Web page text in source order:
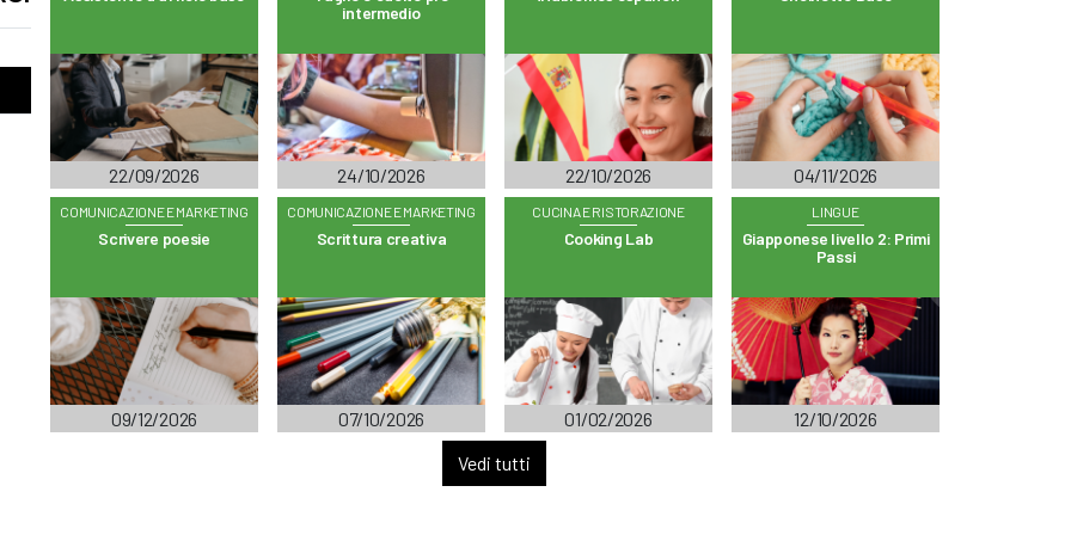
22/09/2026
intermedio
24/10/2026 22/10/2026 04/11/2026
COMUNICAZIONE E MARKETING
Scrivere poesie
09/12/2026
COMUNICAZIONE E MARKETING
Scrittura creativa
07/10/2026
CUCINA E RISTORAZIONE
Cooking Lab
01/02/2026
LINGUE
Giapponese livello 2: Primi
Passi
12/10/2026
Vedi tutti